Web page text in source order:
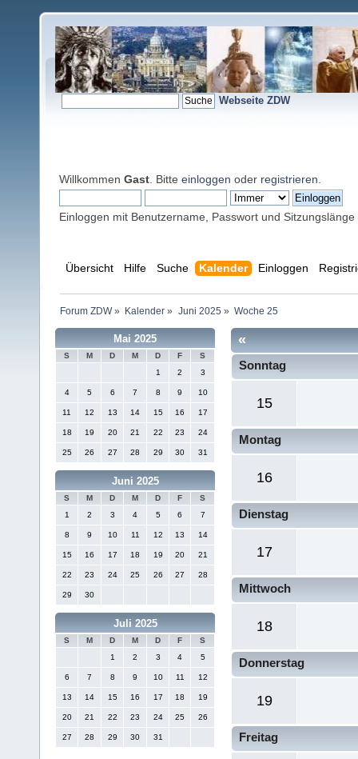
Webseite ZDW
Willkommen Gast . Bitte einloggen oder registrieren
Einloggen mit Benutzername, Passwort und Sitzungslänge
Übersicht Hilfe Suche Kalender Einloggen
Forum ZDW» Kalender » Juni 2025 » Woche 25
Mai 2025
S M D M D F
S
1
2 3
4 5 6 7 8 9 10
11 12 13 14 15 16 17
18 19 20 21 22 23 24
25 26 27 28 29 30 31
Juni 2025
S M D M D F
S
1
2 3 4 5 6 7
8 9 10 11 12 13 14
15 16 17 18 19 20 21
22 23 24 25 26 27 28
29 30
Juli 2025
S M D M D F
S
1
2 3 4 5
6 7 8 9 10 11 12
13 14 15 16 17 18 19
20 21 22 23 24 25 26
27 28 29 30 31
«
Sonntag
15
Montag
16
Dienstag
17
Mittwoch
18
Donnerstag
19
Freitag